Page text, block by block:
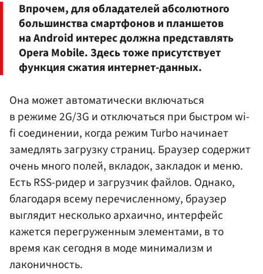
Впрочем, для обладателей абсолютного
большинства смартфонов и планшетов
на Android интерес должна представлять
Opera Mobile. Здесь тоже присутствует
функция сжатия интернет-данных.
Она может автоматически включаться
в режиме 2G/3G и отключаться при быстром wi-
fi соединении, когда режим Turbo начинает
замедлять загрузку страниц. Браузер содержит
очень много полей, вкладок, закладок и меню.
Есть RSS-ридер и загрузчик файлов. Однако,
благодаря всему перечисленному, браузер
выглядит несколько архаично, интерфейс
кажется перегруженным элементами, в то
время как сегодня в моде минимализм и
лаконичность.